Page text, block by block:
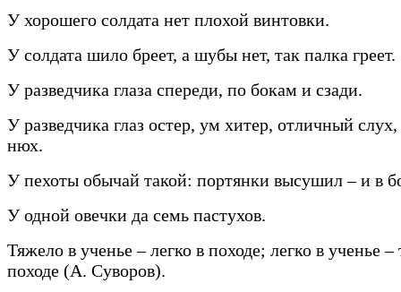
У хорошего солдата нет плохой винтовки.
У солдата шило бреет, а шубы нет, так палка греет.
У разведчика глаза спереди, по бокам и сзади.
У разведчика глаз остер, ум хитер, отличный
нюх.
У пехоты обычай такой: портянки высушил – и в
У одной овечки да семь пастухов.
Тяжело в ученье – легко в походе; легко в ученье –
походе (А. Суворов).